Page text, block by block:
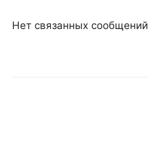
Нет связанных сообщений